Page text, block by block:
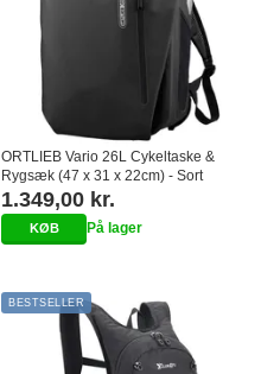
ORTLIEB Vario 26L Cykeltaske &
Rygsæk (47 x 31 x 22cm) - Sort
1.349,00 kr.
På lager
BESTSELLER